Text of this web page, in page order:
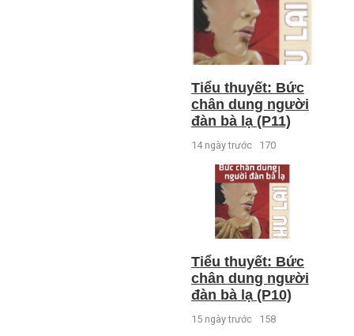
Tiểu thuyết: Bức
chân dung người
đàn bà lạ (P11)
14 ngày trước 170
Tiểu thuyết: Bức
chân dung người
đàn bà lạ (P10)
15 ngày trước 158